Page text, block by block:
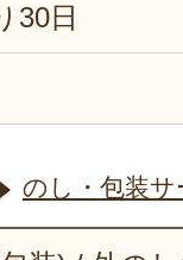
30日
のし・包装